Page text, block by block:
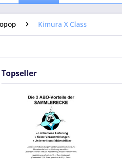
Kimura X Class
Topseller